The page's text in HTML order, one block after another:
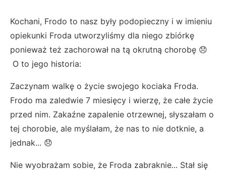
Kochani, Frodo to nasz były podopieczny i w imieniu
opiekunki Froda utworzyliśmy dla niego zbiórkę
ponieważ też zachorował na tą okrutną chorobę 😞
O to jego historia:
Zaczynam walkę o życie swojego kociaka Froda.
Frodo ma zaledwie 7 miesięcy i wierzę, że całe życie
przed nim. Zakaźne zapalenie otrzewnej, słyszałam o
tej chorobie, ale myślałam, że nas to nie dotknie, a
jednak... 😞
Nie wyobrażam sobie, że Froda zabraknie... Stał się